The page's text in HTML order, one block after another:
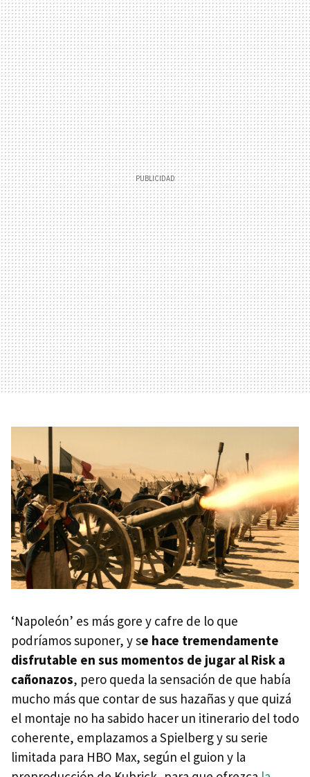
‘Napoleón’ es más gore y cafre de lo que
podríamos suponer, y se hace tremendamente
disfrutable en sus momentos de jugar al Risk a
cañonazos, pero queda la sensación de que había
mucho más que contar de sus hazañas y que quizá
el montaje no ha sabido hacer un itinerario del todo
coherente, emplazamos a Spielberg y su serie
limitada para HBO Max, según el guion y la